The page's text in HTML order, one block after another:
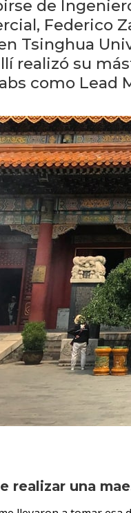
de
Federico
Tsinghua
realizó su
como Lead
realizar una